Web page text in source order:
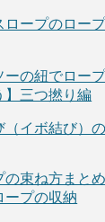
ロープのロー
ーの紐でロー
】三つ撚り編
（イボ結び）
の束ね方まと
ープの収納